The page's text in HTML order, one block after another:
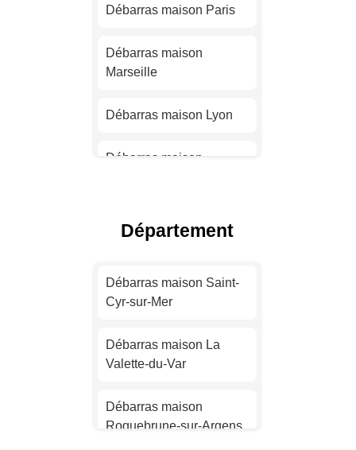
Débarras maison Paris
Débarras maison
Marseille
Débarras maison Lyon
Débarras maison
Débarras maison Nice
Débarras maison
Débarras maison
Débarras maison
Département
Débarras maison Saint-
Cyr-sur-Mer
Débarras maison La
Valette-du-Var
Débarras maison
Roquebrune-sur-Argens